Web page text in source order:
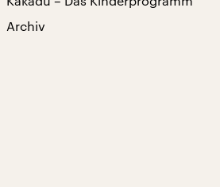
Archiv